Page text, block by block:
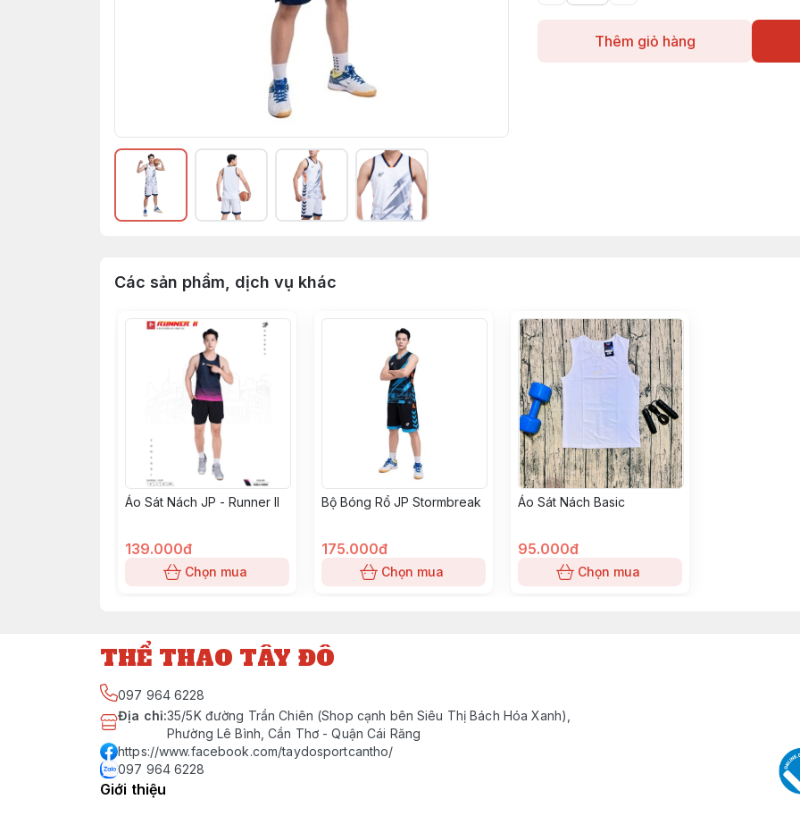
Thêm giỏ hàng
Các sản phẩm, dịch vụ khác
Áo Sát Nách JP - Runner II
139.000đ
Chọn mua
Bộ Bóng Rổ JP Stormbreak
175.000đ
Chọn mua
Áo Sát Nách Basic
95.000đ
Chọn mua
THỂ THAO TÂY ĐÔ
097 964 6228
Địa chỉ:35/5K đường Trần Chiên (Shop cạnh bên Siêu Thị Bách Hóa Xanh),
Phường Lê Bình, Cần Thơ - Quận Cái Răng
https://www.facebook.com/taydosportcantho/
097 964 6228
Giới thiệu